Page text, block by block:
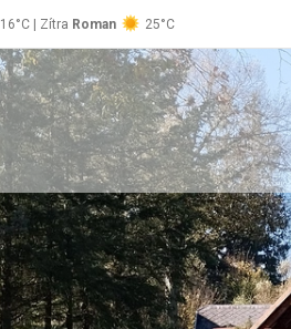
16°C | Zítra Roman 25°C